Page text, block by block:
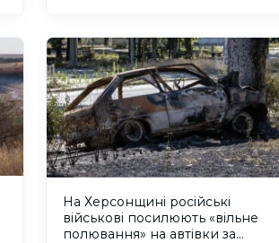
На Херсонщині російські
військові посилюють «вільне
полювання» на автівки за